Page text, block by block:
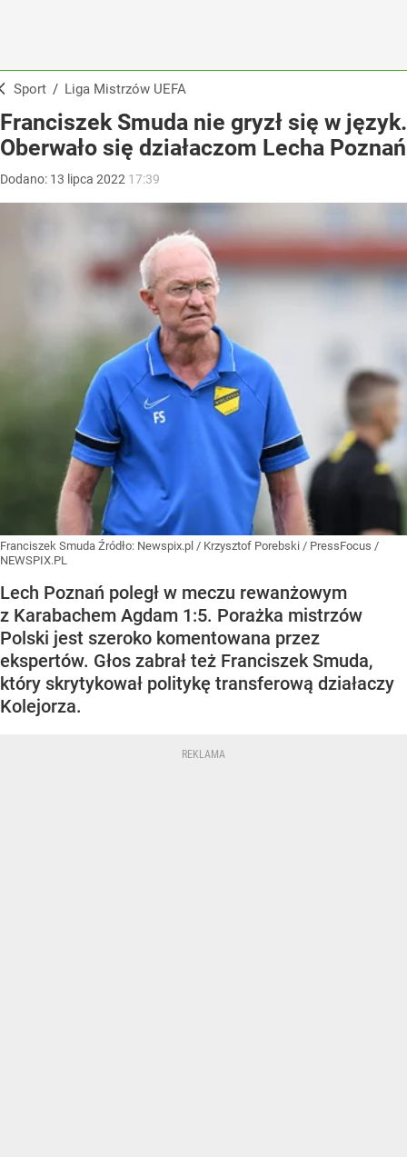
Sport / Liga Mistrzów UEFA
Franciszek Smuda nie gryzł się w język.
Oberwało się działaczom Lecha Poznań
Dodano: 13 lipca 2022 17:39
Franciszek Smuda Źródło: Newspix.pl / Krzysztof Porebski / PressFocus /
NEWSPIX.PL
Lech Poznań poległ w meczu rewanżowym
z Karabachem Agdam 1:5. Porażka mistrzów
Polski jest szeroko komentowana przez
ekspertów. Głos zabrał też Franciszek Smuda,
który skrytykował politykę transferową działaczy
Kolejorza.